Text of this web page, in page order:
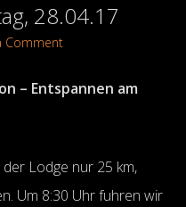
28.04.17
Comment
– Entspannen am
Lodge nur 25 km,
Um 8:30 Uhr fuhren wir